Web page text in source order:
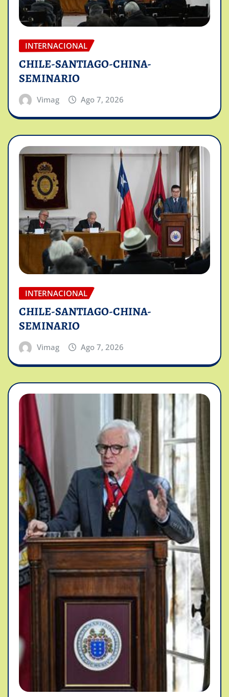
INTERNACIONAL
CHILE-SANTIAGO-CHINA-
SEMINARIO
Vimag Ago 7, 2026
INTERNACIONAL
CHILE-SANTIAGO-CHINA-
SEMINARIO
Vimag Ago 7, 2026